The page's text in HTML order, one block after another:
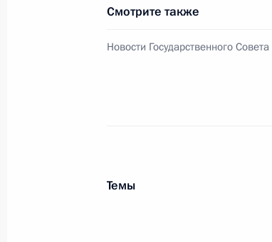
Заседание Совета по
и национальным проектам
Смотрите также
Новости Государственного Совета
Темы